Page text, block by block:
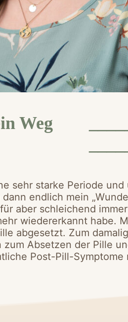
Weg
sehr starke Periode
endlich mein
aber schleichend
wiedererkannt habe.
abgesetzt. Zum
Absetzen der Pille
Post-Pill-Symptome